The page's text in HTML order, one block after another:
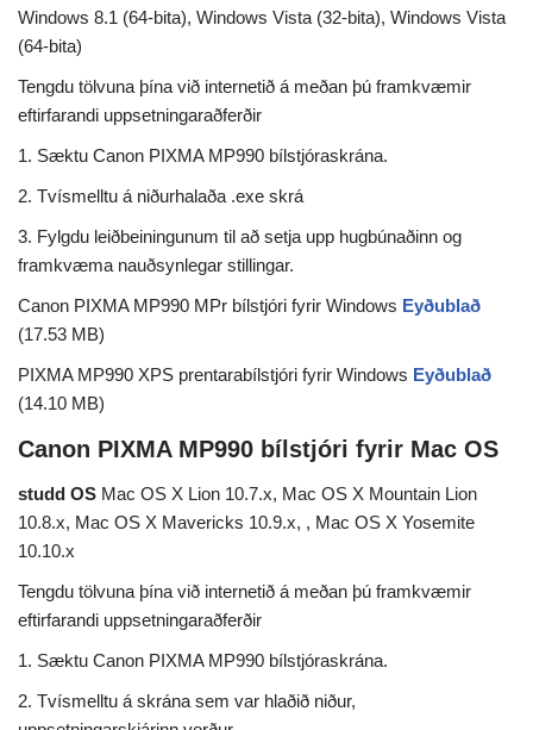
Windows 8.1 (64-bita), Windows Vista (32-bita), Windows Vista
(64-bita)
Tengdu tölvuna þína við internetið á meðan þú framkvæmir
eftirfarandi uppsetningaraðferðir
1. Sæktu Canon PIXMA MP990 bílstjóraskrána.
2. Tvísmelltu á niðurhalaða .exe skrá
3. Fylgdu leiðbeiningunum til að setja upp hugbúnaðinn og
framkvæma nauðsynlegar stillingar.
Canon PIXMA MP990 MPr bílstjóri fyrir Windows Eyðublað
(17.53 MB)
PIXMA MP990 XPS prentarabílstjóri fyrir Windows Eyðublað
(14.10 MB)
Canon PIXMA MP990 bílstjóri fyrir Mac OS
studd OS Mac OS X Lion 10.7.x, Mac OS X Mountain Lion
10.8.x, Mac OS X Mavericks 10.9.x, , Mac OS X Yosemite
10.10.x
Tengdu tölvuna þína við internetið á meðan þú framkvæmir
eftirfarandi uppsetningaraðferðir
1. Sæktu Canon PIXMA MP990 bílstjóraskrána.
2. Tvísmelltu á skrána sem var hlaðið niður,